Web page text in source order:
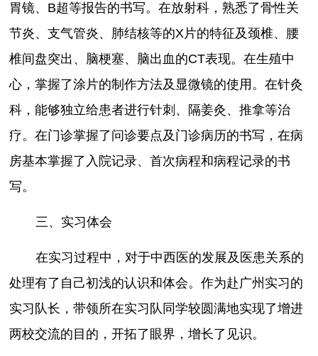
胃镜、B超等报告的书写。在放射科，熟悉了骨性关
节炎、支气管炎、肺结核等的X片的特征及颈椎、腰
椎间盘突出、脑梗塞、脑出血的CT表现。在生殖中
心，掌握了涂片的制作方法及显微镜的使用。在针灸
科，能够独立给患者进行针刺、隔姜灸、推拿等治
疗。在门诊掌握了问诊要点及门诊病历的书写，在病
房基本掌握了入院记录、首次病程和病程记录的书
写。
三、实习体会
在实习过程中，对于中西医的发展及医患关系的
处理有了自己初浅的认识和体会。作为赴广州实习的
实习队长，带领所在实习队同学较圆满地实现了增进
两校交流的目的，开拓了眼界，增长了见识。